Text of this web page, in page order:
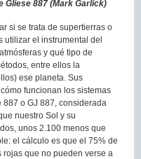
Gliese 887 (Mark Garlick)
si se trata de supertierras o
utilizar el instrumental del
y qué tipo de
entre ellos la
ese planeta. Sus
funcionan los sistemas
o GJ 887, considerada
nuestro Sol y su
unos 2.100 menos que
el cálculo es que el 75% de
que no pueden verse a